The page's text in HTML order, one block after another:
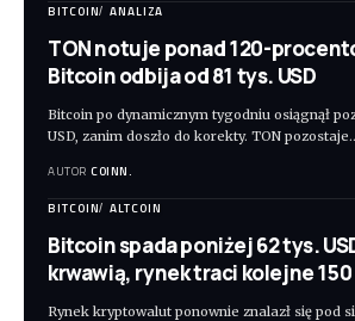
BITCOIN ANALIZA
TON notuje ponad 120-
Bitcoin odbija od 81 tys. USD
Bitcoin po dynamicznym tygodniu osiągnął
USD, zanim doszło do korekty. TON pozostaje
AUTOR COINN.
BITCOIN ALTCOIN
Bitcoin spada poniżej 62 tys.
krwawią, rynek traci kolejne 150
Rynek kryptowalut ponownie znalazł się pod